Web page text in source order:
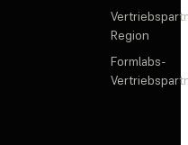
Region
Formlabs-